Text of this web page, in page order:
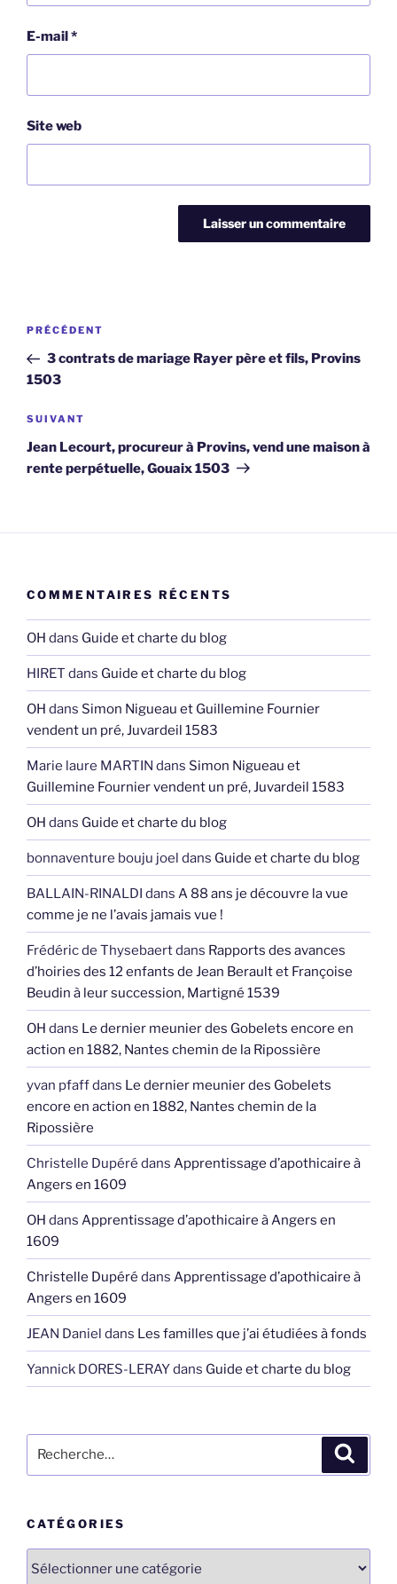
E-mail*
Site web
Navigation
l’article
Article
précédent
PRÉCÉDENT
3 contrats de mariage Rayer père et fils, Provins
1503
Article
suivant
SUIVANT
Jean Lecourt, procureur à Provins, vend une maison à
rente perpétuelle, Gouaix 1503
COMMENTAIRES RÉCENTS
OH dans Guide et charte du blog
HIRET dans Guide et charte du blog
OH dans Simon Nigueau et Guillemine Fournier
vendent un pré, Juvardeil 1583
Marie laure MARTIN dans Simon Nigueau et
Guillemine Fournier vendent un pré, Juvardeil 1583
OH dans Guide et charte du blog
bonnaventure bouju joel dans Guide et charte du blog
BALLAIN-RINALDI dans A 88 ans je découvre la vue
comme je ne l’avais jamais vue !
Frédéric de Thysebaertdans Rapports des avances
d’hoiries des 12 enfants de Jean Berault et Françoise
Beudin à leur succession, Martigné 1539
OH dans Le dernier meunier des Gobelets encore en
action en 1882, Nantes chemin de la Ripossière
yvan pfaffdans Le dernier meunier des Gobelets
encore en action en 1882, Nantes chemin de la
Ripossière
Christelle Dupéré dans Apprentissage d’apothicaire à
Angers en 1609
OH dans Apprentissage d’apothicaire à Angers en
1609
Christelle Dupéré dans Apprentissage d’apothicaire à
Angers en 1609
JEAN Daniel dans Les familles que j’ai étudiées à fonds
Yannick DORES-LERAYdans Guide et charte du blog
pour
CATÉGORIES